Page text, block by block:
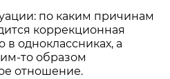
по каким причинам
коррекционная
одноклассниках, а
то образом
отношение.